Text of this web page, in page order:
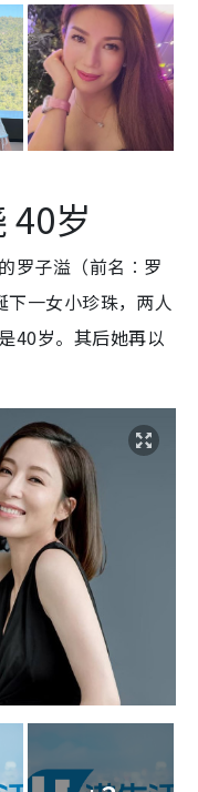
40岁
罗子溢（前名︰罗
一女小珍珠，两人
40岁。其后她再以